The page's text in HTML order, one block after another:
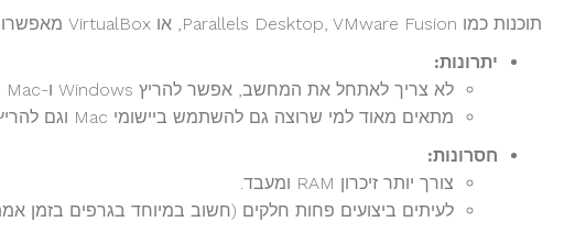
תוכנות כמו Parallels Desktop, VMware Fusion, או VirtualBox מאפשרות להריץ Windows בתוך macOS.
יתרונות:
לא צריך לאתחל את המחשב, אפשר להריץ Windows ו-Mac במקביל.
מתאים מאוד למי שרוצה גם להשתמש ביישומי Mac וגם להריץ את מערכת הגרפים.
חסרונות:
צורך יותר זיכרון RAM ומעבד.
לעיתים ביצועים פחות חלקים (חשוב במיוחד בגרפים בזמן